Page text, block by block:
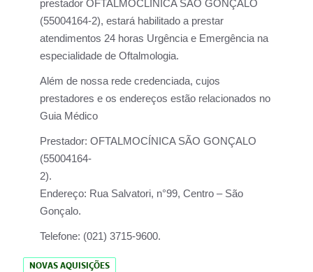
prestador OFTALMOCLÍNICA SÃO GONÇALO
(55004164-2), estará habilitado a prestar
atendimentos 24 horas Urgência e Emergência na
especialidade de Oftalmologia.
Além de nossa rede credenciada, cujos
prestadores e os endereços estão relacionados no
Guia Médico
Prestador: OFTALMOCÍNICA SÃO GONÇALO
(55004164-
2).
Endereço: Rua Salvatori, n°99, Centro – São
Gonçalo.
Telefone: (021) 3715-9600.
NOVAS AQUISIÇÕES